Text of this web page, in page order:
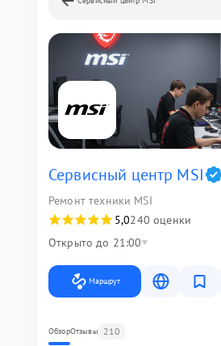
Сервисный центр MSI
Ремонт техники MSI
5,0240 оценки
Открыто до 21:00
Маршрут
ОбзорОтзывы 210